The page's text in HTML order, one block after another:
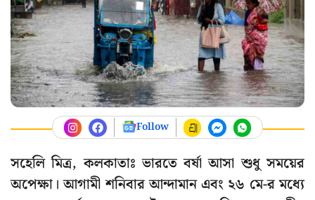
Follow
সহেলি মিত্র, কলকাতাঃ ভারতে বর্ষা আসা শুধু সময়ের
অপেক্ষা। আগামী শনিবার আন্দামান এবং ২৬ মে-র মধ্যে